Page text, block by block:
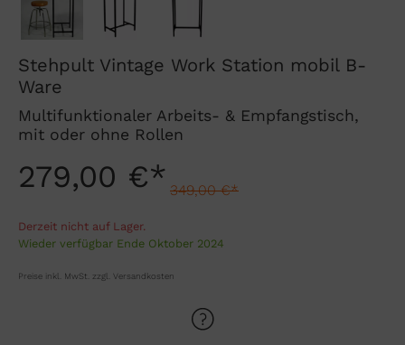
Stehpult Vintage Work Station mobil B-
Ware
Multifunktionaler Arbeits- & Empfangstisch,
mit oder ohne Rollen
279,00 €* 349,00 €*
Derzeit nicht auf Lager.
Wieder verfügbar Ende Oktober 2024
Preise inkl. MwSt. zzgl. Versandkosten